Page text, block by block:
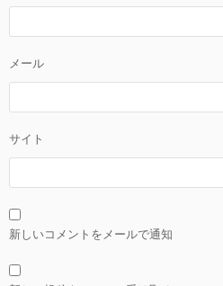
メール
サイト
新しいコメントをメールで通知